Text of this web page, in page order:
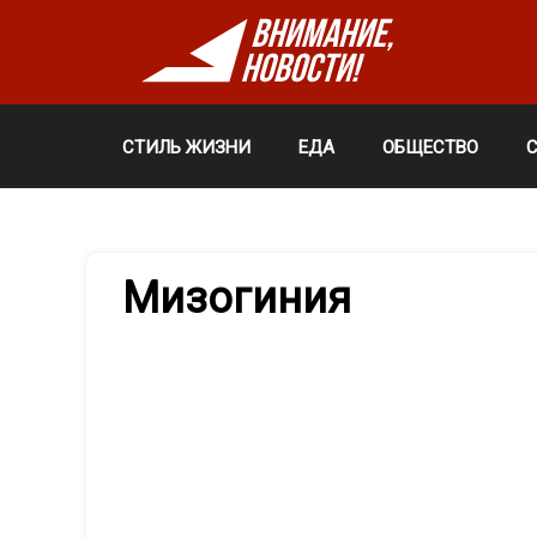
СТИЛЬ ЖИЗНИ ЕДА ОБЩЕСТВО
Мизогиния